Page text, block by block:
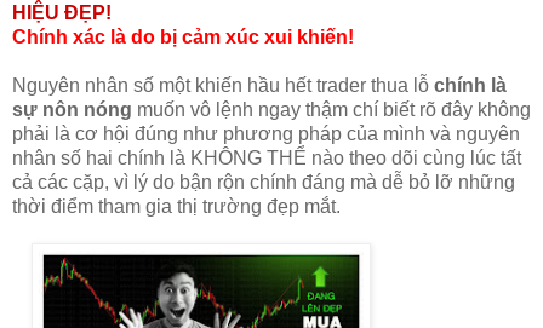
HIỆU ĐẸP!
Chính xác là do bị cảm xúc xui khiến!
Nguyên nhân số một khiến hầu hết trader thua lỗ chính là
sự nôn nóng muốn vô lệnh ngay thậm chí biết rõ đây không
phải là cơ hội đúng như phương pháp của mình và nguyên
nhân số hai chính là KHÔNG THỂ nào theo dõi cùng lúc tất
cả các cặp, vì lý do bận rộn chính đáng mà dễ bỏ lỡ những
thời điểm tham gia thị trường đẹp mắt.